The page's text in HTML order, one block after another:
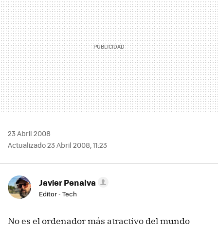
23 Abril 2008
Actualizado 23 Abril 2008, 11:23
Javier Penalva
Editor - Tech
No es el ordenador más atractivo del mundo